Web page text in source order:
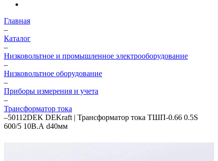
Главная
–
Каталог
–
Низковольтное и промышленное электрооборудование
–
Низковольтное оборудование
–
Приборы измерения и учета
–
Трансформатор тока
–50112DEK DEKraft | Трансформатор тока ТШП-0.66 0.5S
600/5 10В.А d40мм